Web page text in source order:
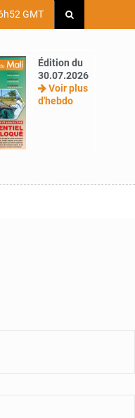
GMT
Édition du
30.07.2026
Voir plus
d'hebdo